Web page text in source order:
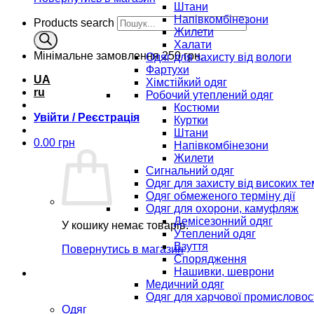
Products search
Мінімальне замовлення250 грн.
UA
ru
Увійти / Реєстрація
0.00 грн
У кошику немає товарів.
Повернутись в магазин
Штани
Напівкомбінезони
Жилети
Халати
Одяг для захисту від вологи
Фартухи
Хімстійкий одяг
Робочий утеплений одяг
Костюми
Куртки
Штани
Напівкомбінезони
Жилети
Сигнальний одяг
Одяг для захисту від високих
Одяг обмеженого терміну дії
Одяг для охорони, камуфляж
Демісезонний одяг
Утеплений одяг
Взуття
Спорядження
Нашивки, шеврони
Медичний одяг
Одяг для харчової
Одяг